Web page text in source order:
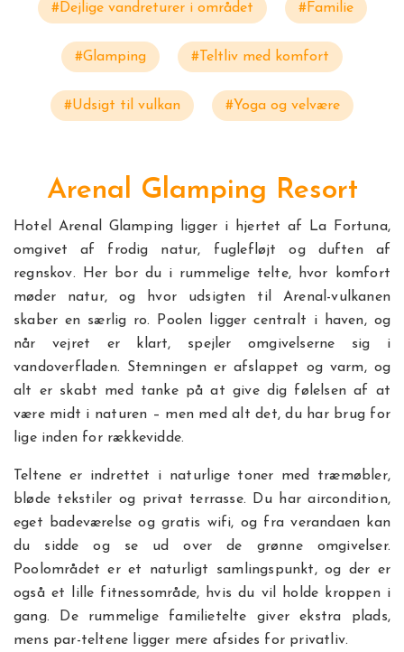
#Dejlige vandreturer i området #Familie
#Glamping #Teltliv med komfort
#Udsigt til vulkan #Yoga og velvære
Arenal Glamping Resort
Hotel Arenal Glamping ligger i hjertet af La Fortuna,
omgivet af frodig natur, fuglefløjt og duften af
regnskov. Her bor du i rummelige telte, hvor komfort
møder natur, og hvor udsigten til Arenal-vulkanen
skaber en særlig ro. Poolen ligger centralt i haven, og
når vejret er klart, spejler omgivelserne sig i
vandoverfladen. Stemningen er afslappet og varm, og
alt er skabt med tanke på at give dig følelsen af at
være midt i naturen – men med alt det, du har brug for
lige inden for rækkevidde.
Teltene er indrettet i naturlige toner med træmøbler,
bløde tekstiler og privat terrasse. Du har aircondition,
eget badeværelse og gratis wifi, og fra verandaen kan
du sidde og se ud over de grønne omgivelser.
Poolområdet er et naturligt samlingspunkt, og der er
også et lille fitnessområde, hvis du vil holde kroppen i
gang. De rummelige familietelte giver ekstra plads,
mens par-teltene ligger mere afsides for privatliv.